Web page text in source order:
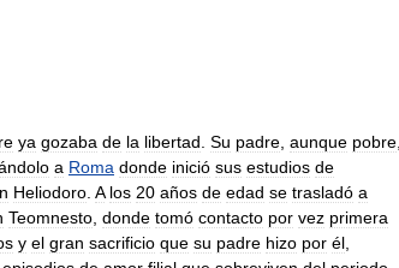
ya gozaba de la libertad Su padre aunque pobre
a Roma donde inició sus estudios de
Heliodoro A los 20 años de edad se trasladó a
Teomnesto donde tomó contacto por vez primera
y el gran sacrificio que su padre hizo por él